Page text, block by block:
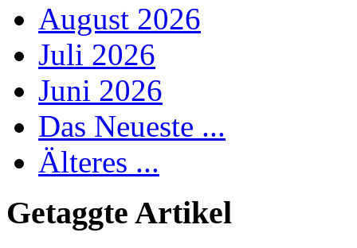
August 2026
Juli 2026
Juni 2026
Das Neueste ...
Älteres ...
Getaggte Artikel